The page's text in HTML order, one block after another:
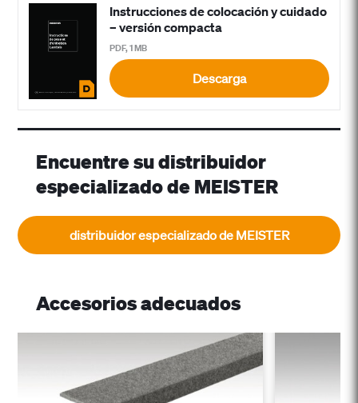
Instrucciones de colocación y cuidado
– versión compacta
PDF, 1 MB
Descarga
Encuentre su distribuidor
especializado de MEISTER
distribuidor especializado de MEISTER
Accesorios adecuados